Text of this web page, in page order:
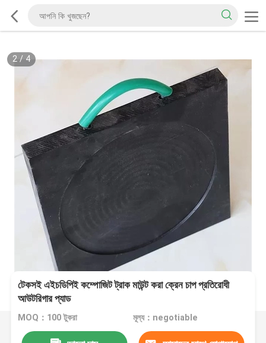
2/ 4
টেকসই এইচডিপিই কম্পোজিট ট্রাক মাউন্ট করা ক্রেন চাপ প্রতিরোধী
আউটরিগার প্যাড
MOQ：100 টুকরা মূল্য：negotiable